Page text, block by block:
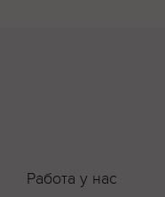
Работа у нас